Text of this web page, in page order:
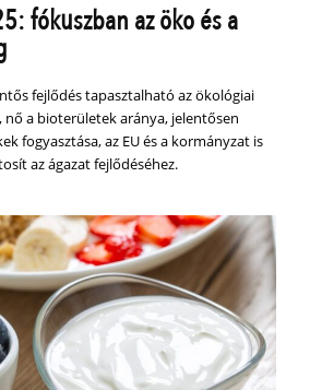
fókuszban az öko és a
fejlődés tapasztalható az ökológiai
a bioterületek aránya, jelentősen
fogyasztása, az EU és a kormányzat is
az ágazat fejlődéséhez.